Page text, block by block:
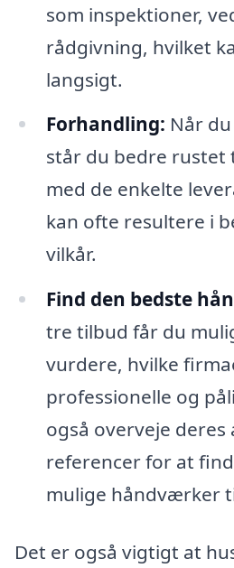
som inspektioner,
rådgivning, hvilket
langsigt.
Forhandling: Når
står du bedre rustet
med de enkelte
kan ofte resultere i
vilkår.
Find den bedste
tre tilbud får du
vurdere, hvilke
professionelle og
også overveje deres
referencer for at
mulige håndværker
Det er også vigtigt at